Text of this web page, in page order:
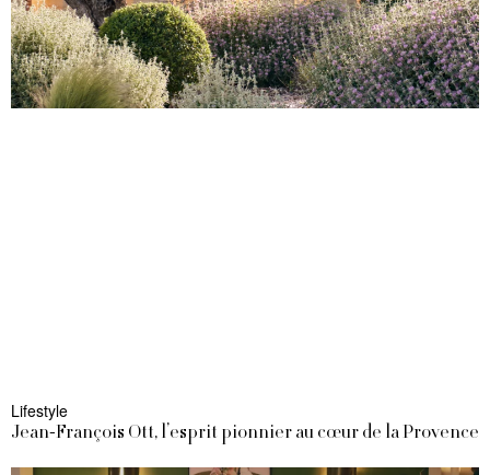
Lifestyle
Jean-François Ott, l’esprit pionnier au cœur de la Provence